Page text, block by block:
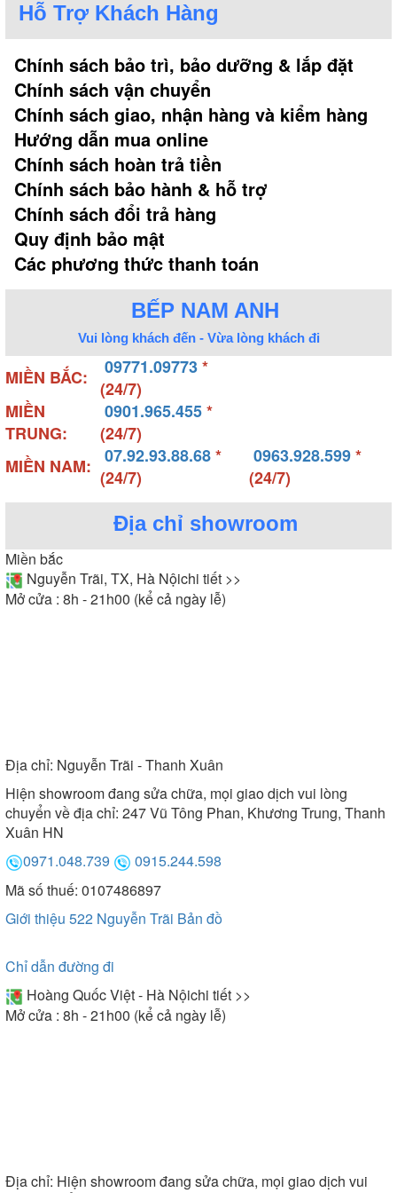
Hình ảnh máy rửa bát Malloca kiểu dáng âm tủ
Chất lượng bền bỉ, dễ sử dụng
Ngoài mặt thiết kế, Malloca còn ghi điểm với người
dùng nhờ chất liệu siêu bền, đem tới độ bền bỉ lâu
dài. Trong đó, vỏ máy làm từ thép không gỉ phun
sơn tĩnh điện cao cấp, có đặc tính chịu lực, chịu
nhiệt và cách điện tốt, chống bám vân tay nên tiện
lợi hơn khi vệ sinh.
Hệ thống bảng điều khiển được thiết kế theo một
trong 2 dạng: phím cơ và phím cảm ứng điện tử.
Các chương trình, tính năng trên bảng điều khiển
được ký hiệu đơn giản, giúp người dùng thao tác
nhanh chóng ngay từ lần đầu sử dụng. Hệ thống
điều khiển được bảo vệ bằng lớp cách điện, nước
nên không bị rò rỉ hay nguy hiểm cho người dùng.
Vỏ máy, khoang chứa máy rửa bát Malloca sử dụng
chất liệu cao cấp
Động cơ êm ái
Máy rửa bát Malloca vận hành với độ ồn khá thấp,
Hỗ Trợ Khách Hàng
Chính sách bảo trì, bảo dưỡng & lắp đặt
Chính sách vận chuyển
Chính sách giao, nhận hàng và kiểm hàng
Hướng dẫn mua online
Chính sách hoàn trả tiền
Chính sách bảo hành & hỗ trợ
Chính sách đổi trả hàng
Quy định bảo mật
Các phương thức thanh toán
BẾP NAM ANH
Vui lòng khách đến - Vừa lòng khách đi
MIỀN BẮC: 09771.09773*
(24/7)
MIỀN
TRUNG:
0901.965.455*
(24/7)
MIỀN NAM:
07.92.93.88.68*
(24/7)
0963.928.599*
(24/7)
Địa chỉ showroom
Miền bắc
Nguyễn Trãi, TX, Hà Nộichi tiết >>
Mở cửa : 8h - 21h00 (kể cả ngày lễ)
Địa chỉ: Nguyễn Trãi - Thanh Xuân
Hiện showroom đang sửa chữa, mọi giao dịch vui lòng
chuyển về địa chỉ: 247 Vũ Tông Phan, Khương Trung, Thanh
Xuân HN
0971.048.739
0915.244.598
Mã số thuế: 0107486897
Giới thiệu 522 Nguyễn Trãi Bản đồ
Chỉ dẫn đường đi
Hoàng Quốc Việt - Hà Nộichi tiết >>
Mở cửa : 8h - 21h00 (kể cả ngày lễ)
Địa chỉ: Hiện showroom đang sửa chữa, mọi giao dịch vui